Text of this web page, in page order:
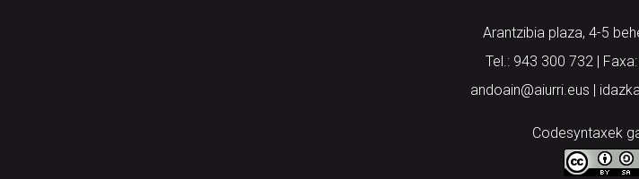
Arantzibia plaza, 4-5
Tel.: 943 300 732 |
andoain@aiurri.eus |
Codesyntaxek